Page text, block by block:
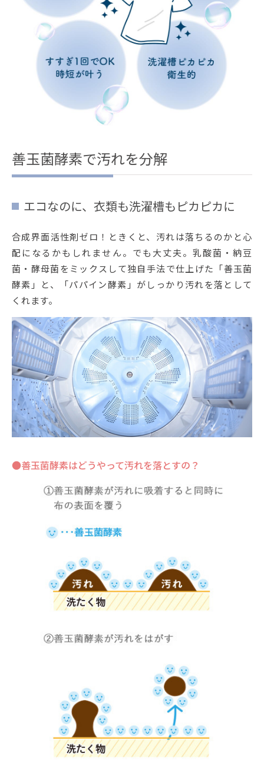
善玉菌酵素で汚れを分解
エコなのに、衣類も洗濯槽もピカピカに
合成界面活性剤ゼロ！ときくと、汚れは落ちるのかと心
配になるかもしれません。でも大丈夫。乳酸菌・納豆
菌・酵母菌をミックスして独自手法で仕上げた「善玉菌
酵素」と、「パパイン酵素」がしっかり汚れを落として
くれます。
●善玉菌酵素はどうやって汚れを落とすの？